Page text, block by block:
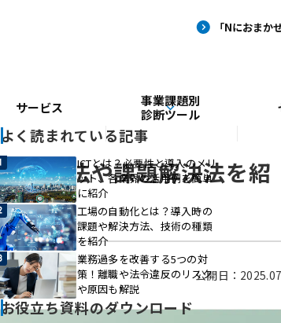
サービス
事業課題別
診断ツール
・方法や課題解決法を紹
公開日：
よく読まれている記事
ICTとは？必要性と導入のメリ
ット、各業界の活用例を簡単
に紹介
工場の自動化とは？導入時の
課題や解決方法、技術の種類
を紹介
業務過多を改善する5つの対
策！離職や法令違反のリスク
や原因も解説
お役立ち資料のダウンロード